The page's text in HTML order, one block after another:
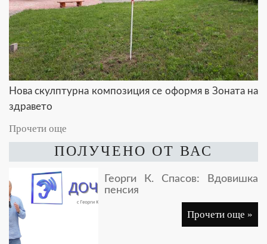
Нова скулптурна композиция се оформя в Зоната на
здравето
Прочети още
ПОЛУЧЕНО ОТ ВАС
Георги К. Спасов: Вдовишка
пенсия
Прочети още »